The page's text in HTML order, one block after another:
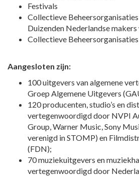
Festivals
Collectieve
Duizenden Nederlandse
Collectieve
Aangesloten zijn:
100 uitgevers van algemene
Groep Algemene Uitgevers
120 producenten, studio’s en
vertegenwoordigd door NVPI
Group, Warner Music, Sony
verenigd in STOMP) en
(FDN);
70 muziekuitgevers en
vertegenwoordigd door